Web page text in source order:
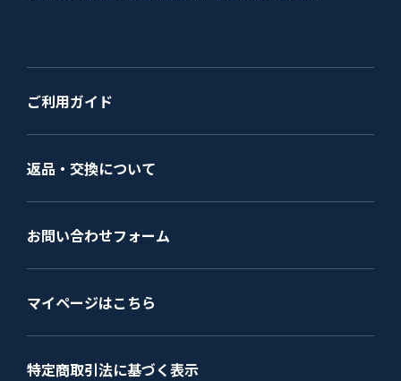
ご利用ガイド
返品・交換について
お問い合わせフォーム
マイページはこちら
特定商取引法に基づく表示